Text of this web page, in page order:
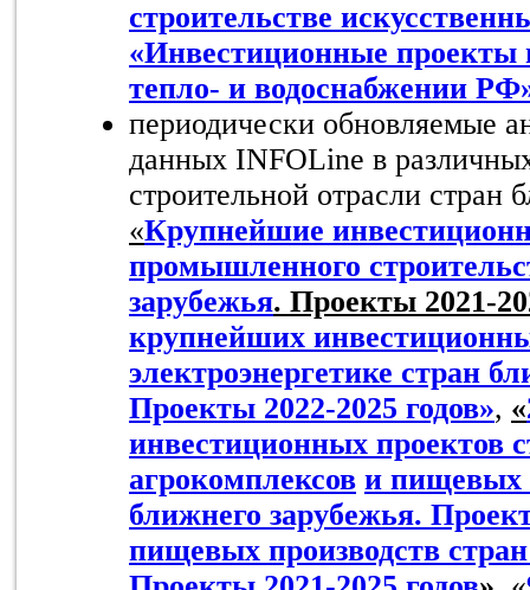
строительстве
«Инвестиционные проекты
тепло- и водоснабжении
периодически обновляемые
данных INFOLine в
строительной отрасли стран
«Крупнейшие
промышленного
зарубежья. Проекты 2021-
крупнейших
электроэнергетике стран
Проекты 2022-2025 годов», «
инвестиционных проектов
агрокомплексов и пищевых
ближнего зарубежья.
пищевых производств